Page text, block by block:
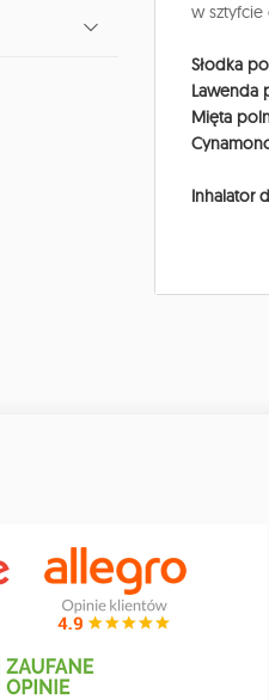
w sztyfcie
Słodka
Lawenda
Mięta
Inhalator